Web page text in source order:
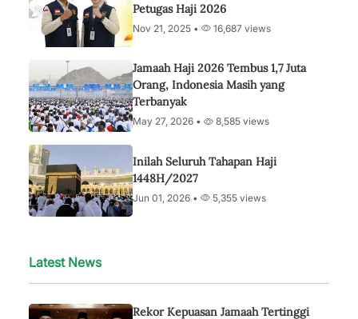
Petugas Haji 2026
Nov 21, 2025 • 16,687 views
Jamaah Haji 2026 Tembus 1,7 Juta
Orang, Indonesia Masih yang
Terbanyak
May 27, 2026 • 8,585 views
Inilah Seluruh Tahapan Haji
1448H/2027
Jun 01, 2026 • 5,355 views
Latest News
Rekor Kepuasan Jamaah Tertinggi